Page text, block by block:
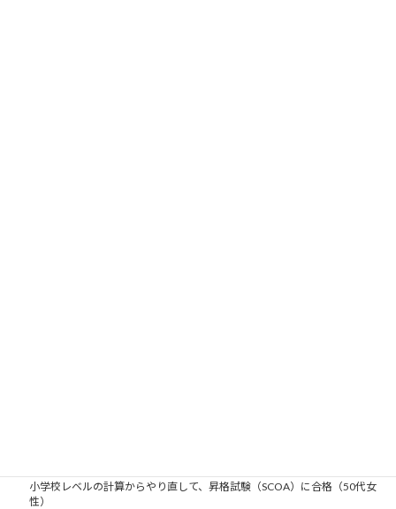
小学校レベルの計算からやり直して、昇格試験（SCOA）に合格（50代女
性）